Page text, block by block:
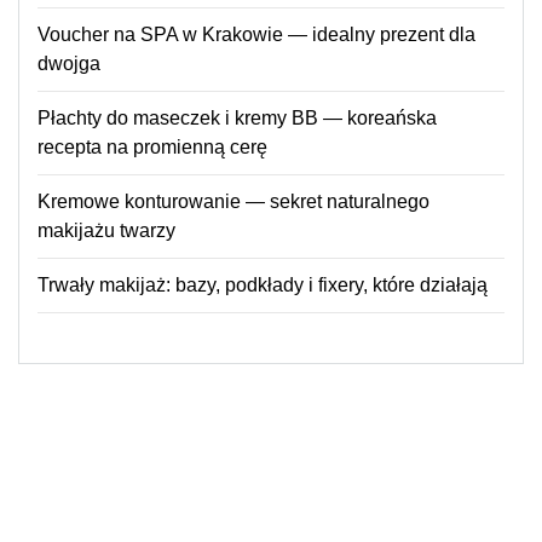
Voucher na SPA w Krakowie — idealny prezent dla
dwojga
Płachty do maseczek i kremy BB — koreańska
recepta na promienną cerę
Kremowe konturowanie — sekret naturalnego
makijażu twarzy
Trwały makijaż: bazy, podkłady i fixery, które działają